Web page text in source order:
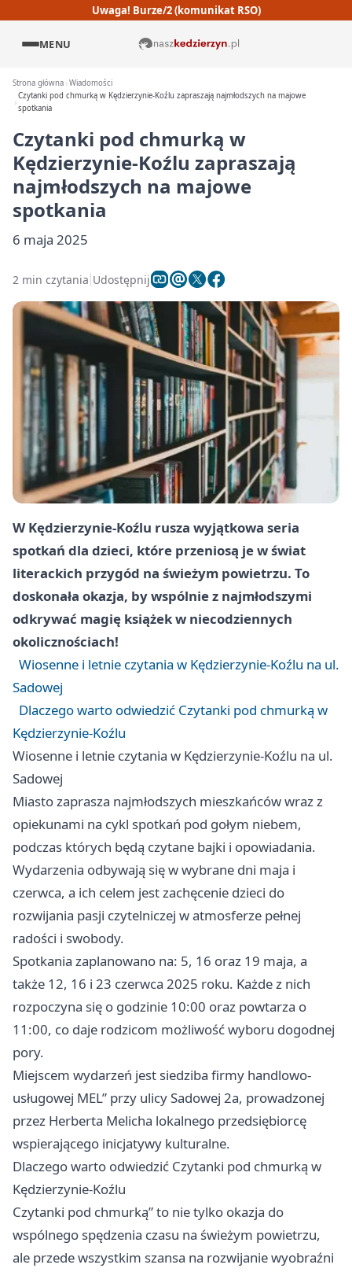
Uwaga! Burze/2 (komunikat RSO)
MENU
Strona główna Wiadomości
Czytanki pod chmurką w Kędzierzynie-Koźlu zapraszają najmłodszych na majowe
spotkania
Czytanki pod chmurką w
Kędzierzynie-Koźlu zapraszają
najmłodszych na majowe
spotkania
6 maja 2025
2 min czytania Udostępnij
W Kędzierzynie-Koźlu rusza wyjątkowa seria
spotkań dla dzieci, które przeniosą je w świat
literackich przygód na świeżym powietrzu. To
doskonała okazja, by wspólnie z najmłodszymi
odkrywać magię książek w niecodziennych
okolicznościach!
Wiosenne i letnie czytania w Kędzierzynie-Koźlu na ul.
Sadowej
Dlaczego warto odwiedzić Czytanki pod chmurką w
Kędzierzynie-Koźlu
Wiosenne i letnie czytania w Kędzierzynie-Koźlu na ul.
Sadowej
Miasto zaprasza najmłodszych mieszkańców wraz z
opiekunami na cykl spotkań pod gołym niebem,
podczas których będą czytane bajki i opowiadania.
Wydarzenia odbywają się w wybrane dni maja i
czerwca, a ich celem jest zachęcenie dzieci do
rozwijania pasji czytelniczej w atmosferze pełnej
radości i swobody.
Spotkania zaplanowano na: 5, 16 oraz 19 maja, a
także 12, 16 i 23 czerwca 2025 roku. Każde z nich
rozpoczyna się o godzinie 10:00 oraz powtarza o
11:00, co daje rodzicom możliwość wyboru dogodnej
pory.
Miejscem wydarzeń jest siedziba firmy handlowo-
usługowej MEL” przy ulicy Sadowej 2a, prowadzonej
przez Herberta Melicha lokalnego przedsiębiorcę
wspierającego inicjatywy kulturalne.
Dlaczego warto odwiedzić Czytanki pod chmurką w
Kędzierzynie-Koźlu
Czytanki pod chmurką” to nie tylko okazja do
wspólnego spędzenia czasu na świeżym powietrzu,
ale przede wszystkim szansa na rozwijanie wyobraźni